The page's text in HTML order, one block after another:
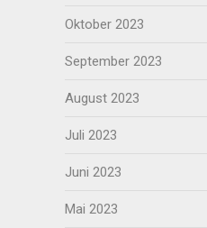
Oktober 2023
September 2023
August 2023
Juli 2023
Juni 2023
Mai 2023